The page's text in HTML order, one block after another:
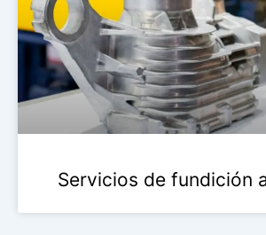
Servicios de fundición